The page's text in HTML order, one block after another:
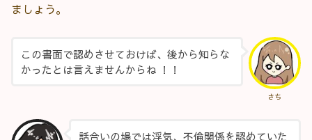
ましょう。
さち
この書面で認めさせておけば、後から知らな
かったとは言えませんからね ！！
話合いの場では浮気、不倫関係を認めていた